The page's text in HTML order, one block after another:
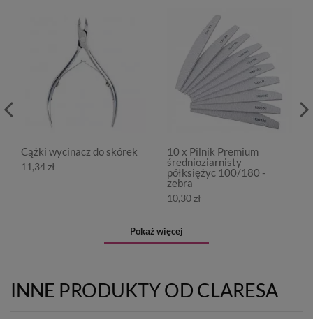
Cążki wycinacz do skórek
11,34 zł
10 x Pilnik Premium
średnioziarnisty
półksiężyc 100/180 -
zebra
10,30 zł
Pokaż więcej
INNE PRODUKTY OD CLARESA